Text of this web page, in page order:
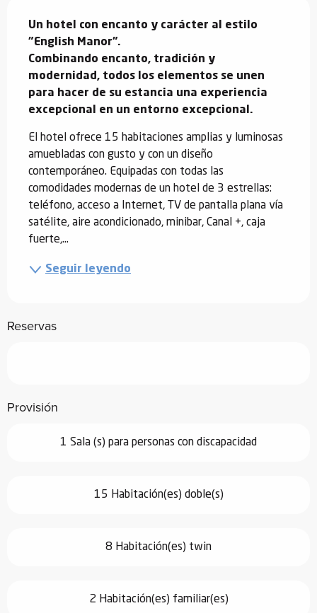
Un hotel con encanto y carácter al estilo
"English Manor".
Combinando encanto, tradición y
modernidad, todos los elementos se unen
para hacer de su estancia una experiencia
excepcional en un entorno excepcional.
El hotel ofrece 15 habitaciones amplias y luminosas
amuebladas con gusto y con un diseño
contemporáneo. Equipadas con todas las
comodidades modernas de un hotel de 3 estrellas:
teléfono, acceso a Internet, TV de pantalla plana vía
satélite, aire acondicionado, minibar, Canal +, caja
fuerte,...
Seguir leyendo
Reservas
Provisión
1 Sala (s) para personas con discapacidad
15 Habitación(es) doble(s)
8 Habitación(es) twin
2 Habitación(es) familiar(es)